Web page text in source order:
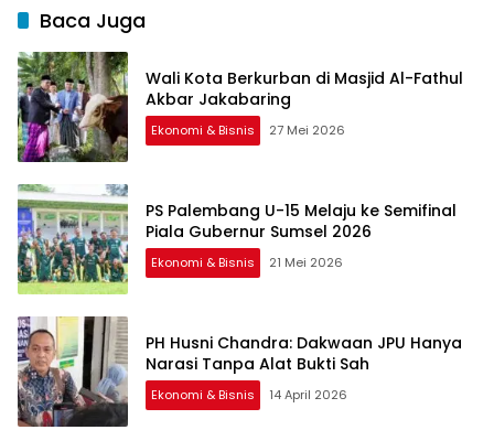
Baca Juga
Wali Kota Berkurban di Masjid Al-Fathul
Akbar Jakabaring
Ekonomi & Bisnis 27 Mei 2026
PS Palembang U-15 Melaju ke Semifinal
Piala Gubernur Sumsel 2026
Ekonomi & Bisnis 21 Mei 2026
PH Husni Chandra: Dakwaan JPU Hanya
Narasi Tanpa Alat Bukti Sah
Ekonomi & Bisnis 14 April 2026